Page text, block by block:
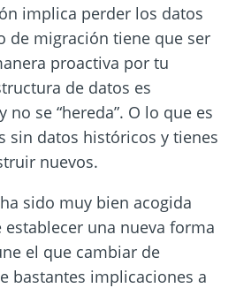
implica perder los datos
de migración tiene que ser
proactiva por tu
de datos es
se “hereda”. O lo que es
sin datos históricos y tienes
nuevos.
sido muy bien acogida
una nueva forma
el que cambiar de
bastantes implicaciones a